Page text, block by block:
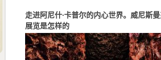
走进阿尼什·卡普尔的内心世界。威尼斯
展览是怎样的